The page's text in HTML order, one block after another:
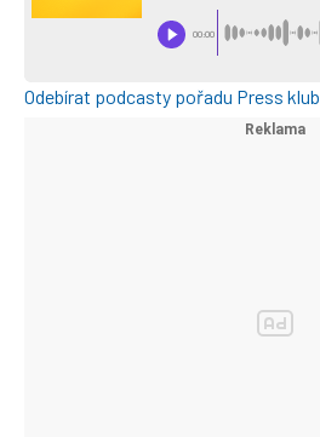
Odebírat podcasty pořadu Press klub